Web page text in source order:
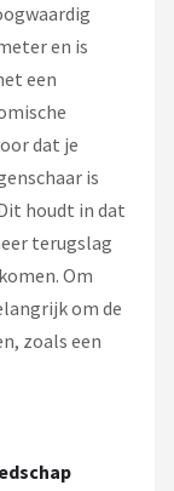
en is
een
dat je
is
houdt in dat
terugslag
Om
om de
zoals een